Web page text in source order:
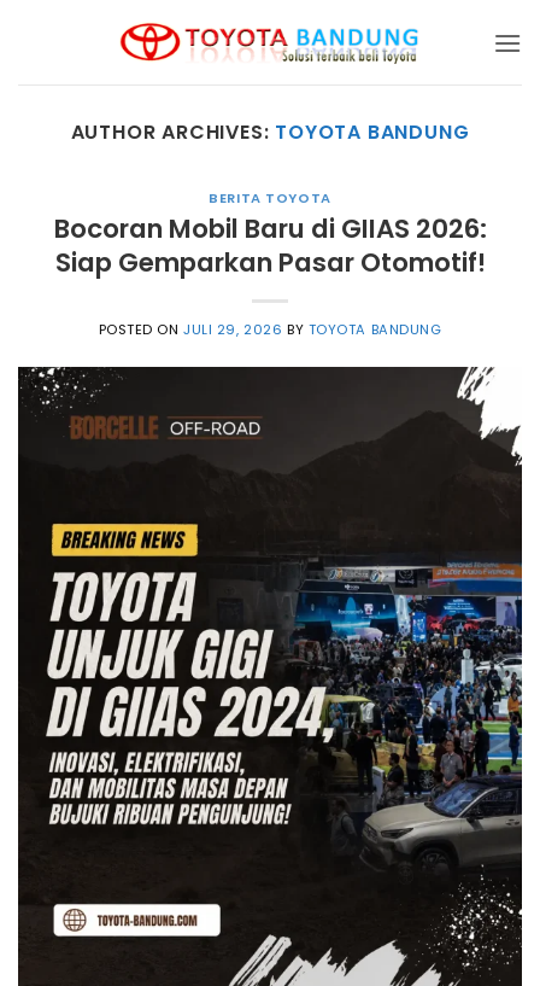
AUTHOR ARCHIVES: TOYOTA BANDUNG
BERITA TOYOTA
Bocoran Mobil Baru di GIIAS 2026:
Siap Gemparkan Pasar Otomotif!
POSTED ONJULI 29, 2026 BY TOYOTA BANDUNG